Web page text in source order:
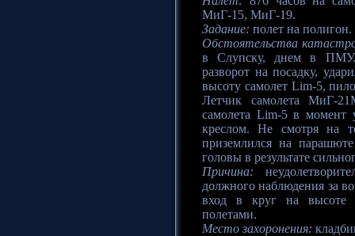
МиГ-15, МиГ-19.
Задание: полет на полигон.
Обстоятельства
в Слупску, днем в ПМУ.
разворот на посадку,
высоту самолет Lim-5,
Летчик самолета МиГ-
самолета Lim-5 в момент
креслом. Не смотря на
приземлился на
головы в результате
Причина:
должного наблюдения за
вход в круг на высоте
полетами.
Место захоронения: